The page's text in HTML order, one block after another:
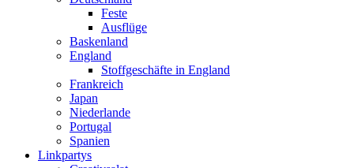
Feste
Ausflüge
Baskenland
England
Stoffgeschäfte in England
Frankreich
Japan
Niederlande
Portugal
Spanien
Linkpartys